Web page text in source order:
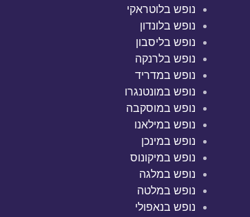
נופש בלוטראקי
נופש בלונדון
נופש בליסבון
נופש בלרנקה
נופש במדריד
נופש במונטנגרו
נופש במוסקבה
נופש במילאנו
נופש במינכן
נופש במיקונוס
נופש במלגה
נופש במלטה
נופש בנאפולי